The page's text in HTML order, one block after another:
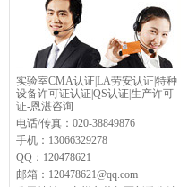
实验室CMA认证|LA劳安认证|特种
设备许可证认证|QS认证|生产许可
证-恩湛咨询
电话/传真： 020-38849876
手机： 13066329278
QQ： 120478621
邮箱： 120478621@qq.com